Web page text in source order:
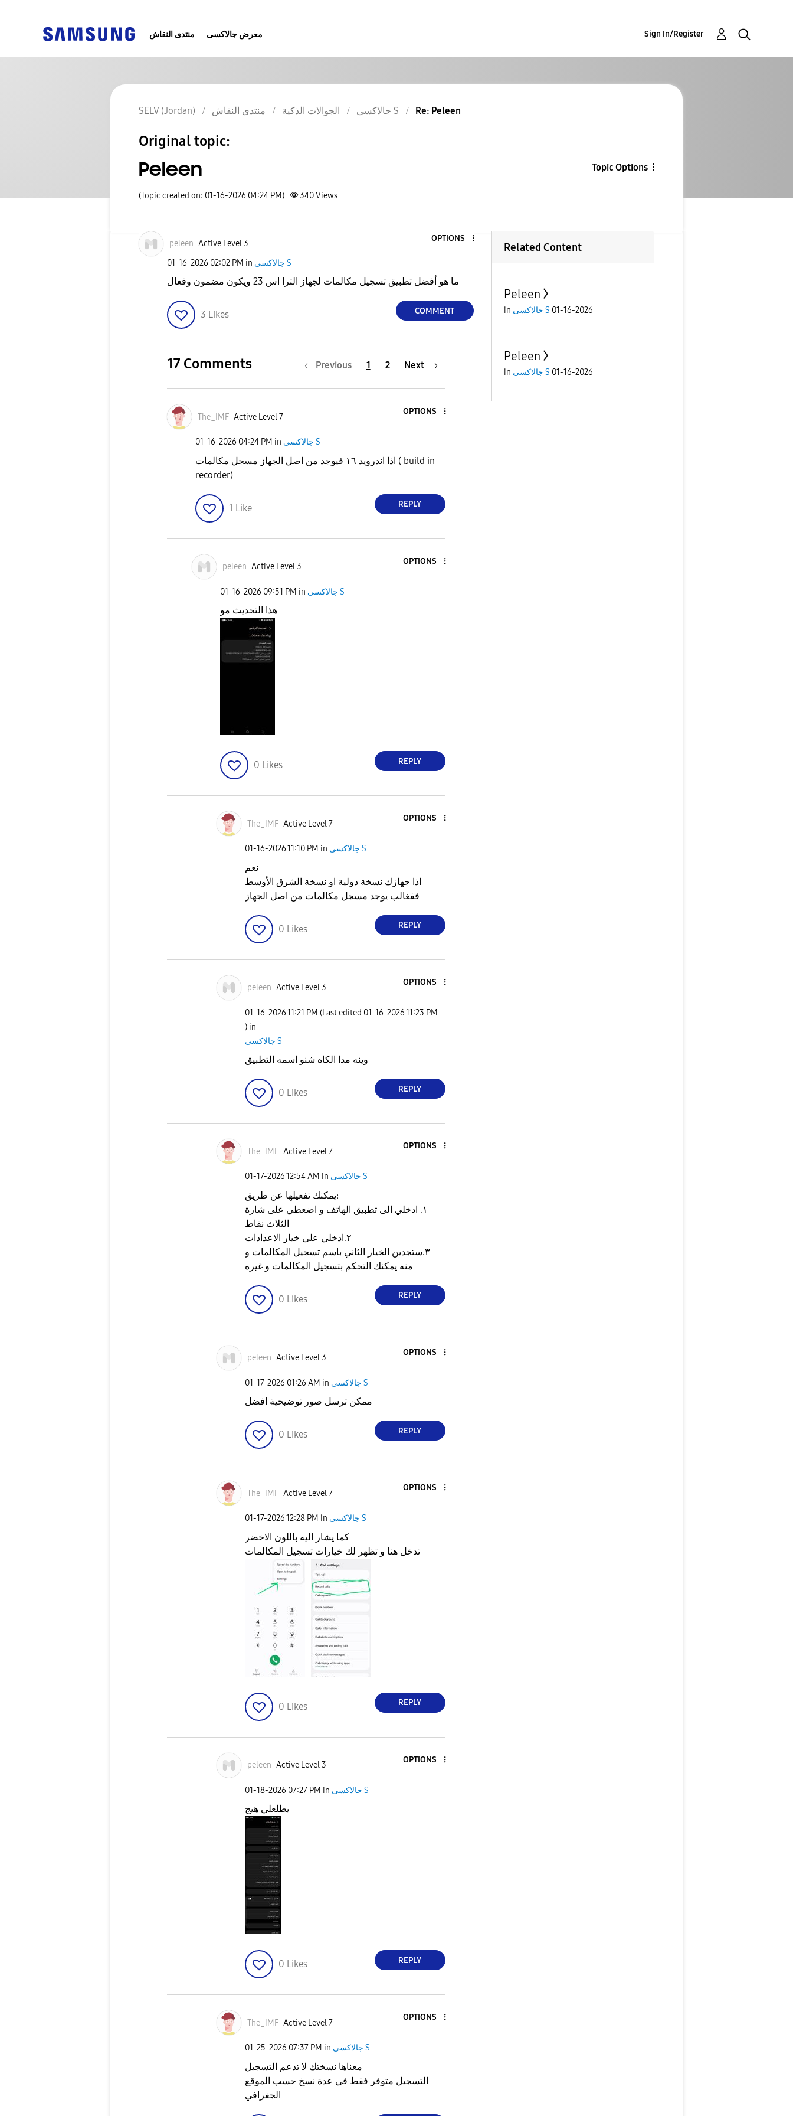
منتدى النقاش معرض جالاكسى Sign In/Register
SELV (Jordan) منتدى النقاش الجوالات الذكية جالاكسى S Re: Peleen
Original topic:
Peleen Topic Options
(Topic created on: 01-16-2026 04:24 PM) 340Views
peleen Active Level 3
OPTIONS
‎01-16-2026 02:02 PM in جالاكسى S
3 Likes COMMENT
17 Comments Previous 1 2 Next
The_IMF Active Level 7
OPTIONS
‎01-16-2026 04:24 PM in جالاكسى S
اذا اندرويد ١٦ فيوجد من اصل الجهاز مسجل مكالمات ( build in
recorder)
1 Like REPLY
peleen Active Level 3
OPTIONS
‎01-16-2026 09:51 PM in جالاكسى S
هذا التحديث مو
0 Likes REPLY
The_IMF Active Level 7
OPTIONS
‎01-16-202611:10 PM in جالاكسى S
نعم
اذا جهازك نسخة دولية او نسخة الشرق الأوسط
ففغالب يوجد مسجل مكالمات من اصل الجهاز
0 Likes REPLY
peleen Active Level 3
OPTIONS
‎01-16-202611:21 PM (Last edited ‎01-16-202611:23 PM
) in
جالاكسى S
وينه مدا الكاه شنو اسمه التطبيق
0 Likes REPLY
The_IMF Active Level 7
OPTIONS
‎01-17-202612:54 AM in جالاكسى S
يمكنك تفعيلها عن طريق:
١. ادخلي الى تطبيق الهاتف و اضعطي على شارة
الثلاث نقاط
٢.ادخلي على خيار الاعدادات
٣.ستجدين الخيار الثاني باسم تسجيل المكالمات و
منه يمكنك التحكم بتسجيل المكالمات و غيره
0 Likes REPLY
peleen Active Level 3
OPTIONS
‎01-17-2026 01:26 AM in جالاكسى S
ممكن ترسل صور توضيحية افضل
0 Likes REPLY
The_IMF Active Level 7
OPTIONS
‎01-17-202612:28 PM in جالاكسى S
كما يشار اليه باللون الاخضر
تدخل هنا و تظهر لك خيارات تسجيل المكالمات
0 Likes REPLY
peleen Active Level 3
OPTIONS
‎01-18-2026 07:27 PM in جالاكسى S
يطلعلي هيج
0 Likes REPLY
The_IMF Active Level 7
OPTIONS
‎01-25-2026 07:37 PM in جالاكسى S
معناها نسختك لا تدعم التسجيل
التسجيل متوفر فقط في عدة نسخ حسب الموقع
الجغرافي
Related Content
Peleen
in جالاكسى S 01-16-2026
Peleen
in جالاكسى S 01-16-2026